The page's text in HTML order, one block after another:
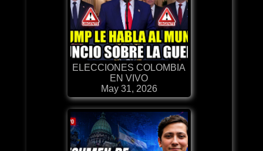
ELECCIONES COLOMBIA
EN VIVO
May 31, 2026